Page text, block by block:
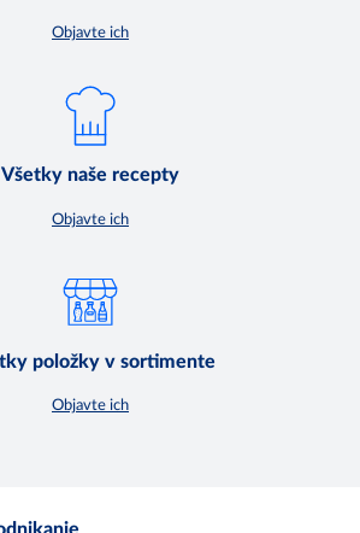
Objavte ich
Všetky naše recepty
Objavte ich
položky v sortimente
Objavte ich